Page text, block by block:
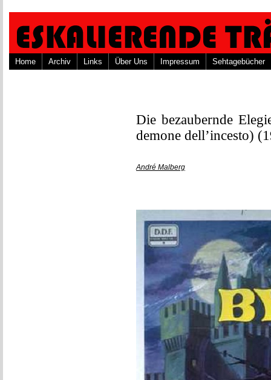
Home Archiv Links Über Uns Impressum Sehtagebücher
Die bezaubernde
demone dell’incesto)
André Malberg